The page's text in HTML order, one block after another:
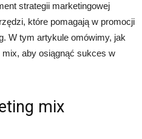
strategii marketingowej
które pomagają w promocji
W tym artykule omówimy, jak
aby osiągnąć sukces w
mix